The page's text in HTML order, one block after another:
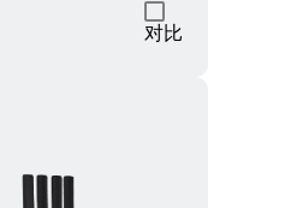
对比